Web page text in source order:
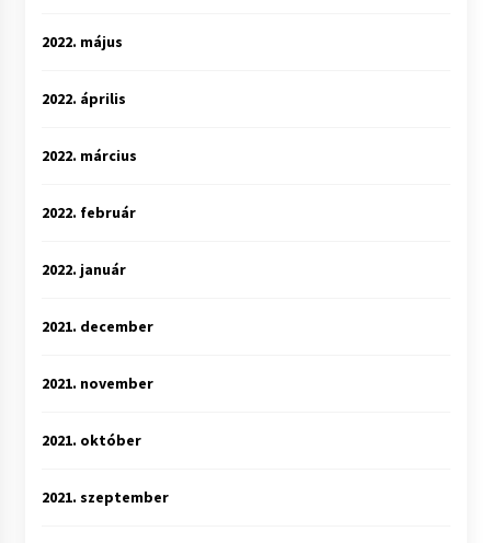
2022. május
2022. április
2022. március
2022. február
2022. január
2021. december
2021. november
2021. október
2021. szeptember